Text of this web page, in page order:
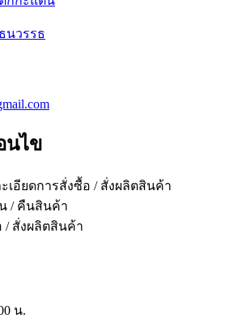
นวรรธ
นไข
เอียดการสั่งซื้อ / สั่งผลิตสินค้า
/ คืนสินค้า
สั่งผลิตสินค้า
น.